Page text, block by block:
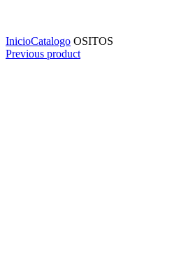
InicioCatalogo OSITOS
Previous product